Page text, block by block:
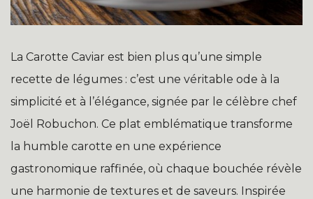
La Carotte Caviar est bien plus qu’une simple
recette de légumes : c’est une véritable ode à la
simplicité et à l’élégance, signée par le célèbre chef
Joël Robuchon. Ce plat emblématique transforme
la humble carotte en une expérience
gastronomique raffinée, où chaque bouchée révèle
une harmonie de textures et de saveurs. Inspirée